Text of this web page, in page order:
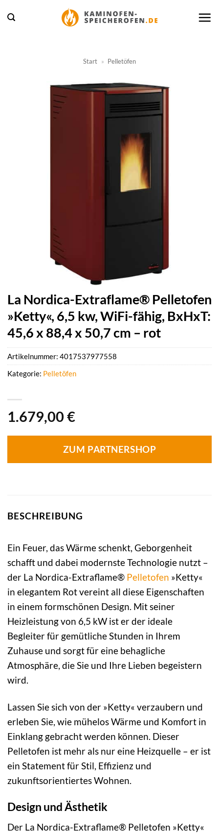
Inhalt
Start » Pelletöfen
La Nordica-Extraflame® Pelletofen
»Ketty«, 6,5 kw, WiFi-fähig, BxHxT:
45,6 x 88,4 x 50,7 cm – rot
1.679,00 €
ZUM PARTNERSHOP
Artikelnummer: 4017537977558
Kategorie: Pelletöfen
BESCHREIBUNG
Ein Feuer, das Wärme schenkt, Geborgenheit
schafft und dabei modernste Technologie nutzt –
der La Nordica-Extraflame® Pelletofen »Ketty«
in elegantem Rot vereint all diese Eigenschaften
in einem formschönen Design. Mit seiner
Heizleistung von 6,5 kW ist er der ideale
Begleiter für gemütliche Stunden in Ihrem
Zuhause und sorgt für eine behagliche
Atmosphäre, die Sie und Ihre Lieben begeistern
wird.
Lassen Sie sich von der »Ketty« verzaubern und
erleben Sie, wie mühelos Wärme und Komfort in
Einklang gebracht werden können. Dieser
Pelletofen ist mehr als nur eine Heizquelle – er ist
ein Statement für Stil, Effizienz und
zukunftsorientiertes Wohnen.
Design und Ästhetik
Der La Nordica-Extraflame® Pelletofen »Ketty«